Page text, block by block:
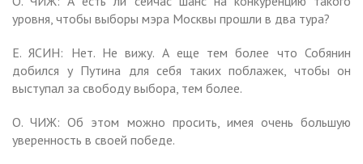
уровня, чтобы выборы мэра Москвы прошли в два тура?
Е. ЯСИН: Нет. Не вижу. А еще тем более что Собянин
добился у Путина для себя таких поблажек, чтобы он
выступал за свободу выбора, тем более.
О. ЧИЖ: Об этом можно просить, имея очень большую
уверенность в своей победе.